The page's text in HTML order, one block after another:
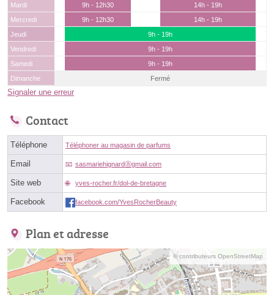
Mardi
9h - 12h30
14h - 19h
Mercredi
9h - 12h30
14h - 19h
Jeudi
9h - 19h
Vendredi
9h - 19h
Samedi
9h - 19h
Dimanche
Fermé
Signaler une erreur
Contact
Téléphone Téléphoner au magasin de parfums
Email sasmariehignardⓐgmail.com
Site web yves-rocher.fr/dol-de-bretagne
Facebook facebook.com/YvesRocherBeauty
Plan et adresse
© contributeurs OpenStreetMap